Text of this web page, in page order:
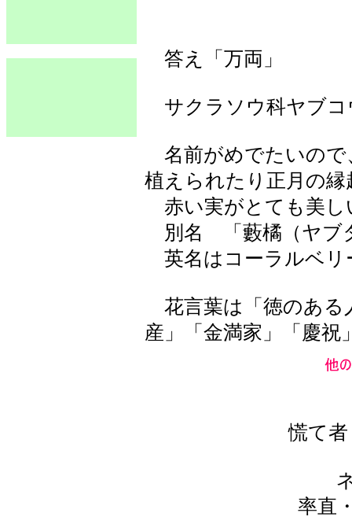
答え「万両」
サクラソウ科ヤブコ
名前がめでたいので
植えられたり正月の
赤い実がとても美し
別名 「藪橘（ヤブ
英名はコーラルベリ
花言葉は「徳のある
産」「金満家」「慶祝
慌て
率直